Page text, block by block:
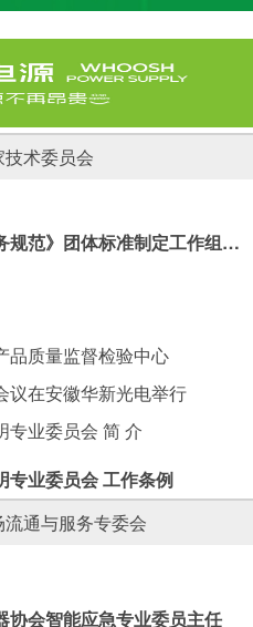
技术委员会
《城市照明设施养护维修服务规范》团体标准制定工作组会议在汉思集团胜利召开
品质量监督检验中心
议在安徽华新光电举行
专业委员会 简 介
专业委员会 工作条例
流通与服务专委会
协会智能应急专业委员主任